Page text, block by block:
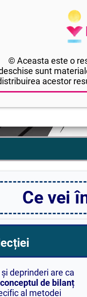
© Aceasta este o
sunt
acestor
Ce vei
deprinderi are ca
conceptul de bilanț
al metodei